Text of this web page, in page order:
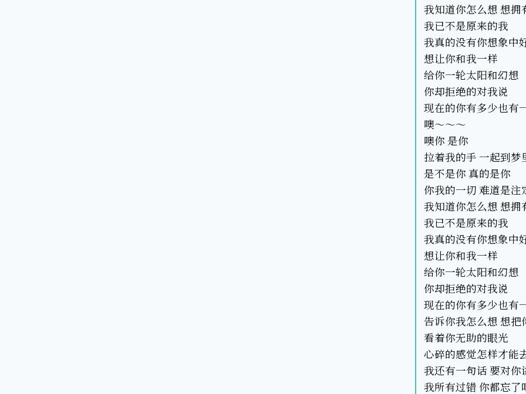
我知道你怎么想 想拥
我已不是原来的我
我真的没有你想象中
想让你和我一样
给你一轮太阳和幻想
你却拒绝的对我说
现在的你有多少也有
噢～～～
噢你 是你
拉着我的手 一起到梦
是不是你 真的是你
你我的一切 难道是注
我知道你怎么想 想拥
我已不是原来的我
我真的没有你想象中
想让你和我一样
给你一轮太阳和幻想
你却拒绝的对我说
现在的你有多少也有
告诉你我怎么想 想把
看着你无助的眼光
心碎的感觉怎样才能
我还有一句话 要对你
我所有过错 你都忘了